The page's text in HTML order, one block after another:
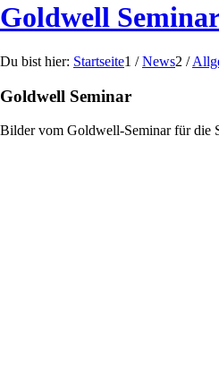
Goldwell
Du bist hier: Startseite1 / News2 /
Goldwell Seminar
Bilder vom Goldwell-Seminar für die